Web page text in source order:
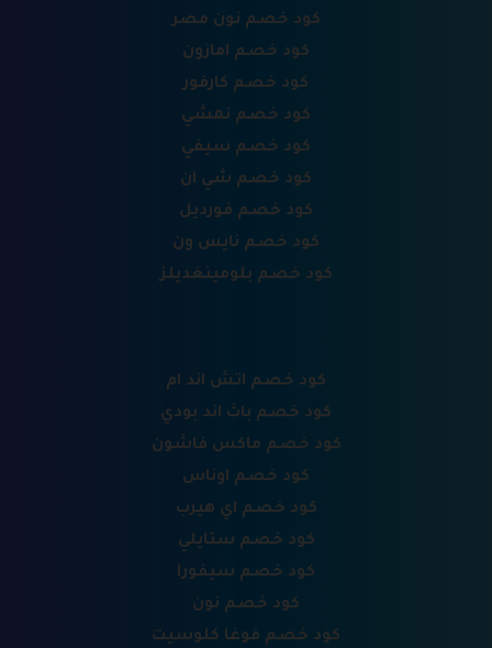
كود خصم نون مصر
كود خصم امازون
كود خصم كارفور
كود خصم نمشي
كود خصم سيفي
كود خصم شي ان
كود خصم فورديل
كود خصم نايس ون
كود خصم بلومينغديلز
كود خصم اتش اند ام
كود خصم باث اند بودي
كود خصم ماكس فاشون
كود خصم اوناس
كود خصم اي هيرب
كود خصم ستايلي
كود خصم سيفورا
كود خصم نون
كود خصم فوغا كلوسيت